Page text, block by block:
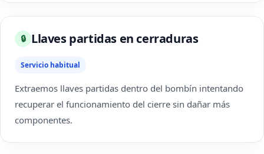
🔒 Llaves partidas en cerraduras
Servicio habitual
Extraemos llaves partidas dentro del bombín intentando
recuperar el funcionamiento del cierre sin dañar más
componentes.